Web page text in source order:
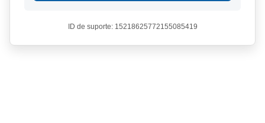
ID de suporte: 15218625772155085419